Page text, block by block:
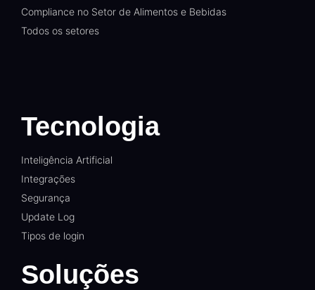
Compliance no Setor de Alimentos e Bebidas
Todos os setores
Tecnologia
Inteligência Artificial
Integrações
Segurança
Update Log
Tipos de login
Soluções